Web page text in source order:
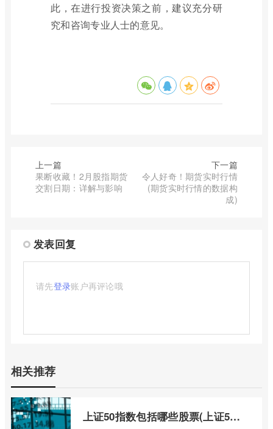
此，在进行投资决策之前，建议充分研
究和咨询专业人士的意见。
上一篇
果断收藏！2月股指期货
交割日期：详解与影响
下一篇
令人好奇！期货实时行情
(期货实时行情的数据构
成)
发表回复
请先登录账户再评论哦
相关推荐
上证50指数包括哪些股票(上证50指数包含哪些股票)